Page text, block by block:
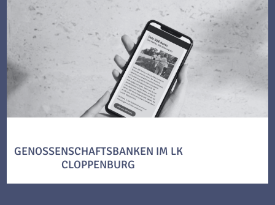
GENOSSENSCHAFTSBANKEN IM LK
CLOPPENBURG